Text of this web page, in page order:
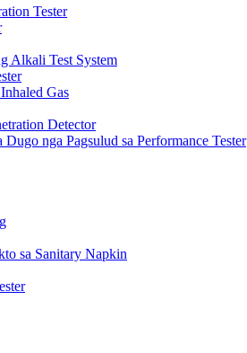
Tester
Alkali Test System
Gas
Detector
nga Pagsulud sa Performance Tester
sa Sanitary Napkin